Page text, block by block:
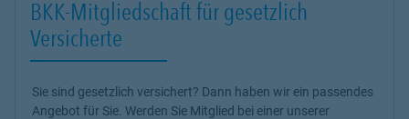
BKK-Mitgliedschaft für gesetzlich
Versicherte
Sie sind gesetzlich versichert? Dann haben wir ein passendes
Angebot für Sie. Werden Sie Mitglied bei einer unserer